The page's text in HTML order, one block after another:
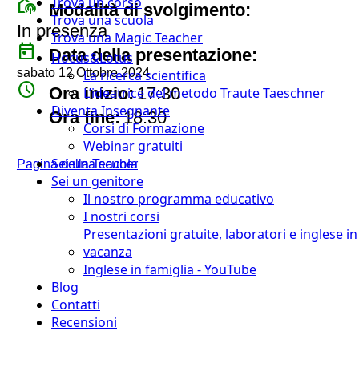
Trova una scuola
Trova una Magic Teacher
Hocus&Lotus
La ricerca scientifica
L’ideatrice del metodo Traute Taeschner
Diventa Insegnante
Corsi di Formazione
Webinar gratuiti
Sei una scuola
Sei un genitore
Il nostro programma educativo
I nostri corsi
Presentazioni gratuite, laboratori e inglese in
vacanza
Inglese in famiglia - YouTube
Blog
Contatti
Recensioni
broadcast_on_personal
Modalità di svolgimento:
In presenza
today Data della presentazione:
sabato 12 Ottobre 2024
watch_later Ora inizio:17:30
Ora fine:18:30
Pagina della Teacher